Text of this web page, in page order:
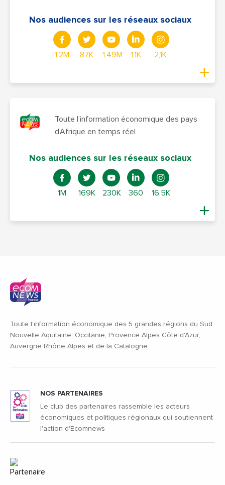
Nos audiences sur les réseaux sociaux
1,2M 87K 1,49M 1,1K 2,1K
Toute l’information économique des pays
d’Afrique en temps réel
Nos audiences sur les réseaux sociaux
1M 169K 230K 360 16,5K
Toute l'information économique des 5 grandes régions du Sud:
Nouvelle Aquitaine, Occitanie, Provence Alpes Côte d'Azur,
Auvergne Rhône Alpes et de la Catalogne
NOS PARTENAIRES
Le club des partenaires rassemble les acteurs
économiques et politiques régionaux qui soutiennent
l'action d'Ecomnews